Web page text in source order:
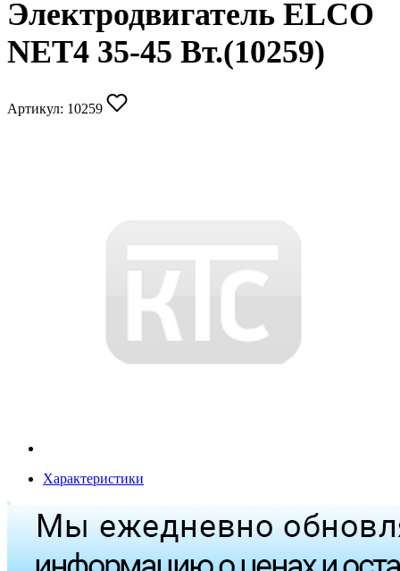
Электродвигатель ELCO
NET4 35-45 Вт.(10259)
Артикул: 10259
Характеристики